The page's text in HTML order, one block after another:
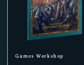
Anbieter:
Games Workshop